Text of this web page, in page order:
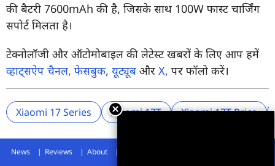
की बैटरी 7600mAh की है, जिसके साथ 100W फास्ट चार्जिंग
सपोर्ट मिलता है।
टेक्नोलॉजी और ऑटोमोबाइल की लेटेस्ट खबरों के लिए आप हमें
व्हाट्सऐप चैनल, फेसबुक, यूट्यूब और X, पर फॉलो करें।
Xiaomi 17 Series Xiaomi 17T Xiaomi 17T Price
News Reviews About